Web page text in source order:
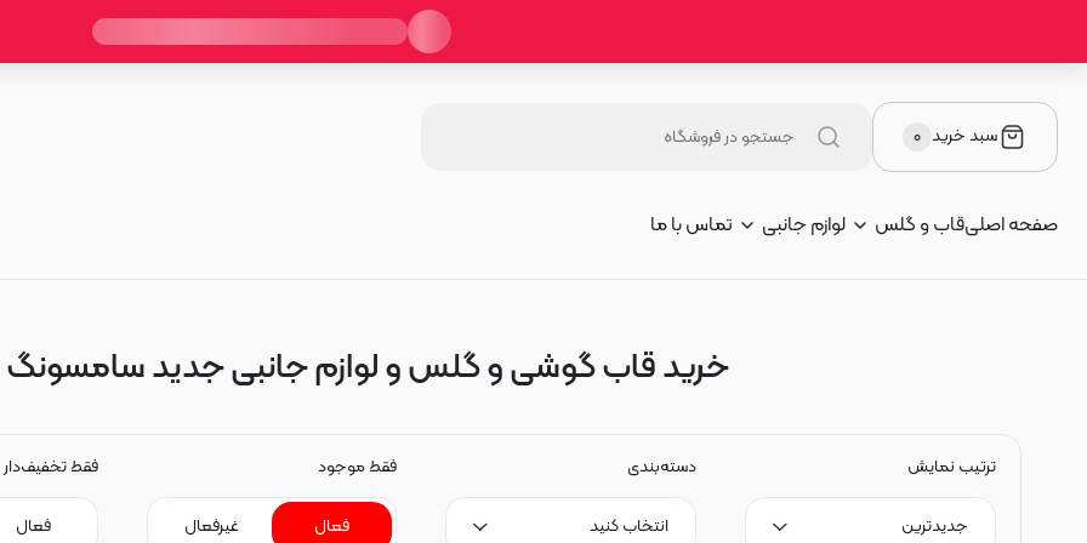
سبد خرید ۰
صفحه اصلیقاب و گلس لوازم جانبی تماس با ما
خرید قاب گوشی و گلس و لوازم جانبی جدید سامسونگ J4 Plus - J415
ترتیب نمایش
جدیدترین
دسته‌بندی
انتخاب کنید
فقط موجود
فعال غیرفعال
فقط تخفیف‌دار
فعال